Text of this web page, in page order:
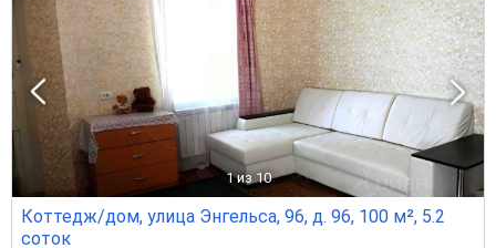
1 из 10
Коттедж/дом, улица Энгельса, 96, д. 96, 100 м², 5.2
соток